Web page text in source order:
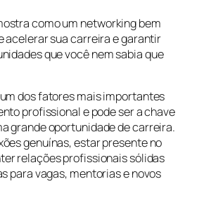
como um networking bem
acelerar sua carreira e garantir
que você nem sabia que
dos fatores mais importantes
profissional e pode ser a chave
grande oportunidade de carreira.
genuínas, estar presente no
relações profissionais sólidas
para vagas, mentorias e novos